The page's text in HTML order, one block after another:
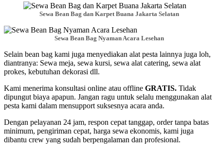
Sewa Bean Bag dan Karpet Buana Jakarta Selatan
Sewa Bean Bag Nyaman Acara Lesehan
Selain bean bag kami juga menyediakan alat pesta lainnya juga loh,
diantranya: Sewa meja, sewa kursi, sewa alat catering, sewa alat
prokes, kebutuhan dekorasi dll.
Kami menerima konsultasi online atau offline GRATIS. Tidak
dipungut biaya apapun. Jangan ragu untuk selalu menggunakan alat
pesta kami dalam mensupport suksesnya acara anda.
Dengan pelayanan 24 jam, respon cepat tanggap, order tanpa batas
minimum, pengiriman cepat, harga sewa ekonomis, kami juga
dibantu crew yang sudah berpengalaman dan profesional.